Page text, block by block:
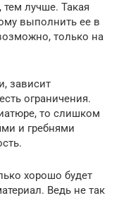
лучше. Такая
выполнить ее в
только на
зависит
ограничения.
то слишком
и гребнями
хорошо будет
Ведь не так